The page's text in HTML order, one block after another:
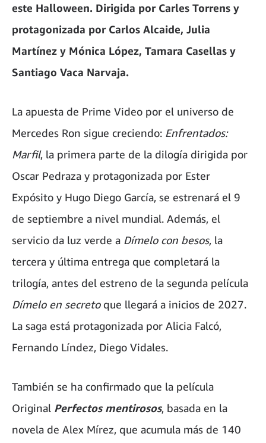
este Halloween. Dirigida por Carles Torrens y
protagonizada por Carlos Alcaide, Julia
Martínez y Mónica López, Tamara Casellas y
Santiago Vaca Narvaja.
La apuesta de Prime Video por el universo de
Mercedes Ron sigue creciendo: Enfrentados:
Marfil, la primera parte de la dilogía dirigida por
Oscar Pedraza y protagonizada por Ester
Expósito y Hugo Diego García, se estrenará el 9
de septiembre a nivel mundial. Además, el
servicio da luz verde a Dímelo con besos, la
tercera y última entrega que completará la
trilogía, antes del estreno de la segunda película
Dímelo en secretoque llegará a inicios de 2027.
La saga está protagonizada por Alicia Falcó,
Fernando Líndez, Diego Vidales.
También se ha confirmado que la película
Original Perfectos mentirosos, basada en la
novela de Alex Mírez, que acumula más de 140